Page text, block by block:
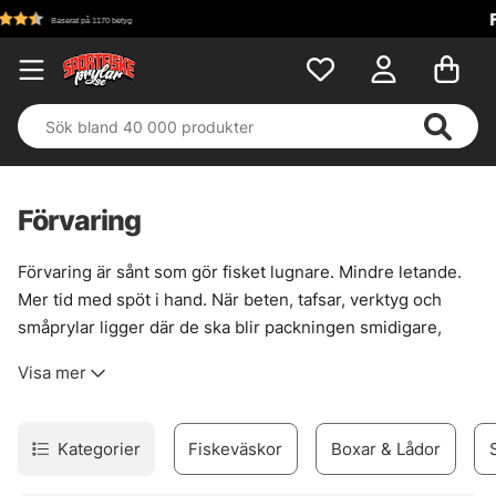
Förvaring
Förvaring är sånt som gör fisket lugnare. Mindre letande.
Mer tid med spöt i hand. När beten, tafsar, verktyg och
småprylar ligger där de ska blir packningen smidigare,
enkelt, och det är det också — när lådorna väl sitter rätt i
Här finns betesboxar, väskor, wallets och annan smart
förvaring för olika typer av fiske. Större beten som
Visa mer
Kategorier Fiskeväskor Boxar & Lådor